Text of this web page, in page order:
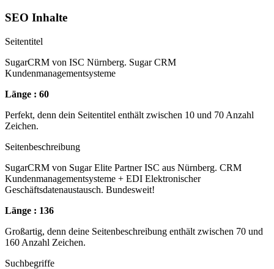
SEO Inhalte
Seitentitel
SugarCRM von ISC Nürnberg. Sugar CRM
Kundenmanagementsysteme
Länge : 60
Perfekt, denn dein Seitentitel enthält zwischen 10 und 70 Anzahl
Zeichen.
Seitenbeschreibung
SugarCRM von Sugar Elite Partner ISC aus Nürnberg. CRM
Kundenmanagementsysteme + EDI Elektronischer
Geschäftsdatenaustausch. Bundesweit!
Länge : 136
Großartig, denn deine Seitenbeschreibung enthält zwischen 70 und
160 Anzahl Zeichen.
Suchbegriffe